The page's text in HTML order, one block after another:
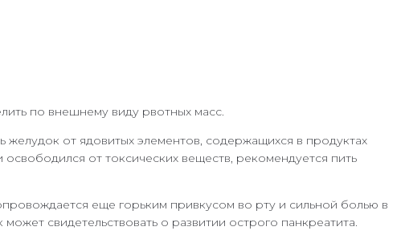
по внешнему виду рвотных масс.
от ядовитых элементов, содержащихся в продуктах
от токсических веществ, рекомендуется пить
еще горьким привкусом во рту и сильной болью в
свидетельствовать о развитии острого панкреатита.